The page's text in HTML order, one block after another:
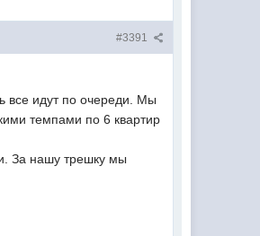
#3391
все идут по очереди. Мы
темпами по 6 квартир
За нашу трешку мы